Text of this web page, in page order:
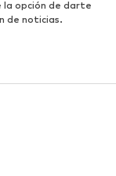
la opción de darte
de noticias.